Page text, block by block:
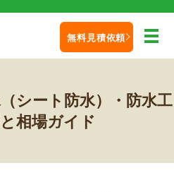
無料見積依頼 メ
シート防水）・防水工
相場ガイド